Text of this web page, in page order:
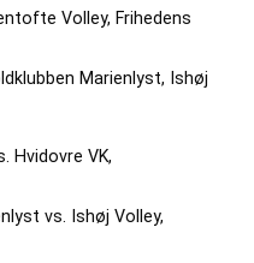
Volley, Frihedens
Marienlyst, Ishøj
Hvidovre VK,
vs. Ishøj Volley,